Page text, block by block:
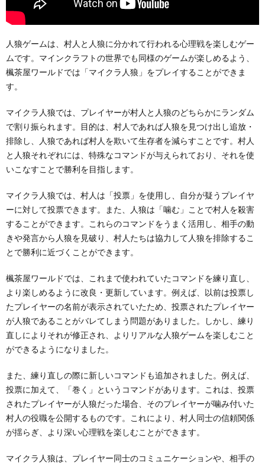
人狼ゲームは、村人と人狼に分かれて行われる心理戦を楽しむゲー
ムです。マインクラフトの世界でも同様のゲームが楽しめるよう、
楓茶屋ワールドでは「マイクラ人狼」をプレイすることができま
す。
マイクラ人狼では、プレイヤーが村人と人狼のどちらかにランダム
で割り振られます。目的は、村人であれば人狼を見つけ出し追放・
排除し、人狼であれば村人を欺いて生存者を減らすことです。村人
と人狼それぞれには、特殊なコマンドが与えられており、それを使
いこなすことで勝利を目指します。
マイクラ人狼では、村人は「投票」を使用し、自分が疑うプレイヤ
ーに対して投票できます。また、人狼は「噛む」ことで村人を殺害
することができます。これらのコマンドをうまく活用し、相手の動
きや発言から人狼を見破り、村人たちは協力して人狼を排除するこ
とで勝利に近づくことができます。
楓茶屋ワールドでは、これまで使われていたコマンドを練り直し、
より楽しめるように改良・更新しています。例えば、以前は投票し
たプレイヤーの名前が表示されていたため、投票されたプレイヤー
が人狼であることがバレてしまう問題がありました。しかし、練り
直しによりそれが修正され、よりリアルな人狼ゲームを楽しむこと
ができるようになりました。
また、練り直しの際に新しいコマンドも追加されました。例えば、
投票に加えて、「巻く」というコマンドがあります。これは、投票
されたプレイヤーが人狼だった場合、そのプレイヤーが噛み付いた
村人の役職を公開するものです。これにより、村人同士の信頼関係
が揺らぎ、より深い心理戦を楽しむことができます。
マイクラ人狼は、プレイヤー同士のコミュニケーションや、相手の